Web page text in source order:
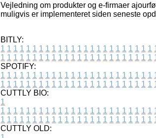
Vejledning om produkter og e-firmaer
muligvis er implementeret siden seneste
BITLY:
1 1 1 1 1 1 1 1 1 1 1 1 1 1 1 1 1 1 1 1 1 1 1 1
1 1 1 1 1 1 1 1 1 1 1 1 1 1 1 1 1 1 1 1 1 1 1 1
SPOTIFY:
1 1 1 1 1 1 1 1 1 1 1 1 1 1 1 1 1 1 1 1 1 1 1 1
1 1 1 1 1 1 1 1 1 1 1 1 1 1 1 1 1 1 1 1 1 1 1 1
CUTTLY BIO:
1
1 1 1 1 1 1 1 1 1 1 1 1 1 1 1 1 1 1 1 1 1 1 1 1
1 1 1 1 1 1 1 1 1 1 1 1 1 1 1 1 1 1 1 1 1 1 1 1
CUTTLY OLD: